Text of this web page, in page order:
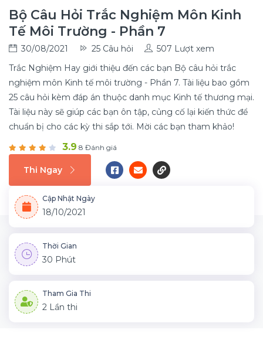
Bộ Câu Hỏi Trắc Nghiệm Môn Kinh
Tế Môi Trường - Phần 7
30/08/2021 25 Câu hỏi
507 Lượt xem
Trắc Nghiệm Hay giới thiệu đến các bạn Bộ câu hỏi trắc
nghiệm môn Kinh tế môi trường - Phần 7. Tài liệu bao gồm
25 câu hỏi kèm đáp án thuộc danh mục Kinh tế thương mại.
Tài liệu này sẽ giúp các bạn ôn tập, củng cố lại kiến thức để
chuẩn bị cho các kỳ thi sắp tới. Mời các bạn tham khảo!
3.9 8 Đánh giá
Thi Ngay
Cập Nhật Ngày
18/10/2021
Thời Gian
30 Phút
Tham Gia Thi
2 Lần thi